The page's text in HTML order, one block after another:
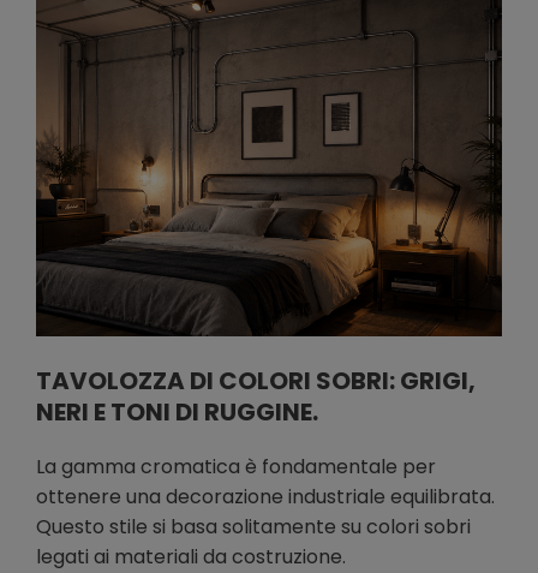
TAVOLOZZA DI COLORI SOBRI: GRIGI,
NERI E TONI DI RUGGINE.
La gamma cromatica è fondamentale per
ottenere una decorazione industriale equilibrata.
Questo stile si basa solitamente su colori sobri
legati ai materiali da costruzione.